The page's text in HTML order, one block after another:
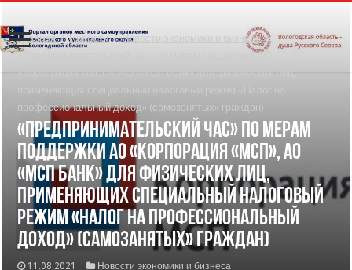
Главная / Новости / Новости экономики и бизнеса /
«Предпринимательский час» по мерам поддержки АО
профессиональный доход» (самозанятых» граждан)
«Предпринимательский час» по мерам
поддержки АО «Корпорация «МСП», АО
«МСП Банк» для физических лиц,
применяющих специальный налоговый
режим «Налог на профессиональный
доход» (самозанятых» граждан)
11.08.2021 Новости экономики и бизнеса